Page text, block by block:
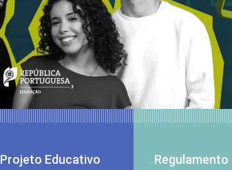
Projeto Educativo
Regulamento